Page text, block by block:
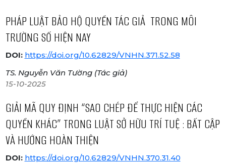
PHÁP LUẬT BẢO HỘ QUYỀN TÁC GIẢ TRONG MÔI
TRƯỜNG SỐ HIỆN NAY
DOI: https://doi.org/10.62829/VNHN.371.52.58
TS. Nguyễn Văn Tường (Tác giả)
15-10-2025
GIẢI MÃ QUY ĐỊNH “SAO CHÉP ĐỂ THỰC HIỆN CÁC
QUYỀN KHÁC” TRONG LUẬT SỞ HỮU TRÍ TUỆ : BẤT CẬP
VÀ HƯỚNG HOÀN THIỆN
DOI: https://doi.org/10.62829/VNHN.370.31.40